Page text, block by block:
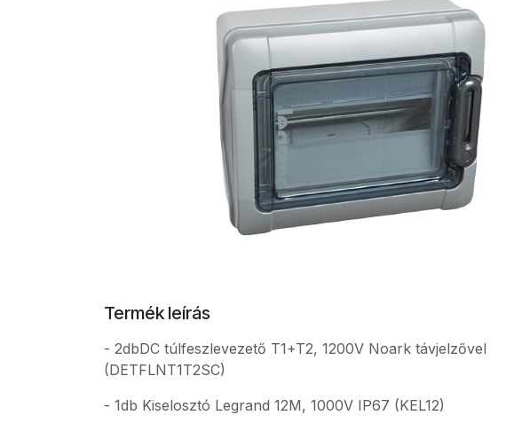
Termék leírás
- 2dbDC túlfeszlevezető T1+T2, 1200V Noark távjelzővel
(DETFLNT1T2SC)
- 1db Kiselosztó Legrand 12M, 1000V IP67 (KEL12)